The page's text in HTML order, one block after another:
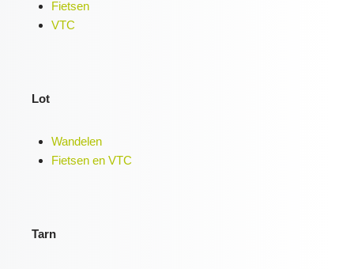
Fietsen
VTC
Lot
Wandelen
Fietsen en VTC
Tarn